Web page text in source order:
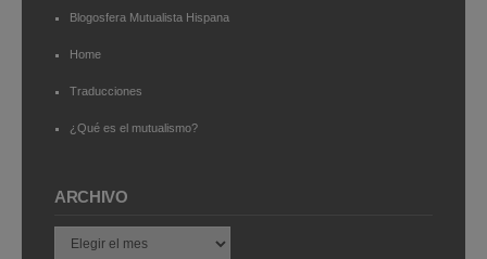
Blogosfera Mutualista Hispana
Home
Traducciones
¿Qué es el mutualismo?
ARCHIVO
Archivo